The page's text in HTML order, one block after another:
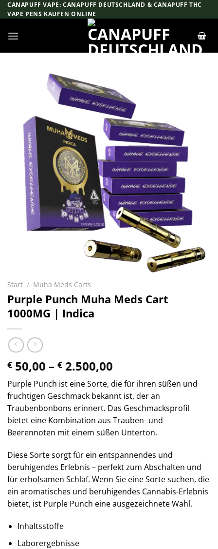
Zum
Inhalt
CANAPUFF VAPE: CANAPUFF DEUTSCHLAND & CANAPUFF THC
VAPE PENS KAUFEN ONLINE
Start / Muha Meds Carts
Purple Punch Muha Meds Cart
1000MG | Indica
€ 50,00 – € 2.500,00
€ 50,00
bis
€ 2.500,00
Purple Punch ist eine Sorte, die für ihren süßen und
fruchtigen Geschmack bekannt ist, der an
Traubenbonbons erinnert. Das Geschmacksprofil
bietet eine Kombination aus Trauben- und
Beerennoten mit einem süßen Unterton.
Diese Sorte sorgt für ein entspannendes und
beruhigendes Erlebnis – perfekt zum Abschalten und
für erholsamen Schlaf. Wenn Sie eine Sorte suchen, die
ein aromatisches und beruhigendes Cannabis-Erlebnis
bietet, ist Purple Punch eine ausgezeichnete Wahl.
Inhaltsstoffe
Laborergebnisse